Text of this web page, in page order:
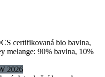
certifikovaná bio bavlna,
melange: 90% bavlna, 10%
2026